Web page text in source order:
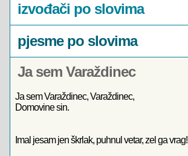
izvođači po slovima
pjesme po slovima
Ja sem Varaždinec
Ja sem Varaždinec, Varaždinec,
Domovine sin.
Imal jesam jen škrlak, puhnul vetar, zel ga vrag!